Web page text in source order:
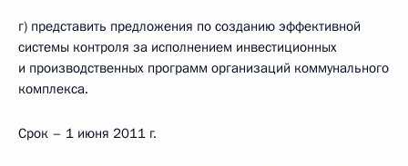
г) представить предложения по созданию эффективной
системы контроля за исполнением инвестиционных
и производственных программ организаций коммунального
комплекса.
Срок – 1 июня 2011 г.